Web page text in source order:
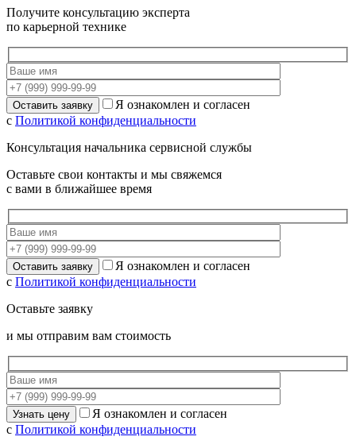
Получите консультацию эксперта
по карьерной технике
Я ознакомлен и согласен
с Политикой конфиденциальности
Консультация начальника сервисной службы
Оставьте свои контакты и мы свяжемся
с вами в ближайшее время
Я ознакомлен и согласен
с Политикой конфиденциальности
Оставьте заявку
и мы отправим вам стоимость
Я ознакомлен и согласен
с Политикой конфиденциальности